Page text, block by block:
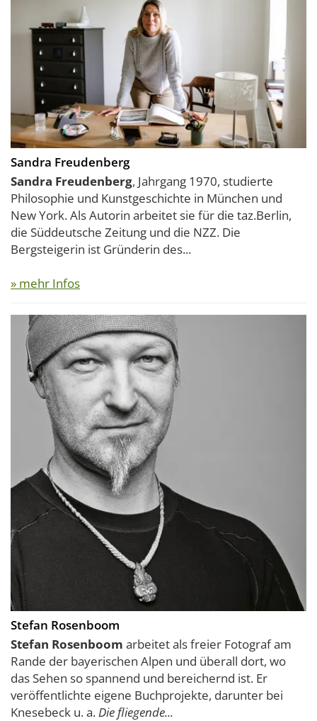
Sandra Freudenberg
Sandra Freudenberg, Jahrgang 1970, studierte
Philosophie und Kunstgeschichte in München und
New York. Als Autorin arbeitet sie für die taz.Berlin,
die Süddeutsche Zeitung und die NZZ. Die
Bergsteigerin ist Gründerin des...
» mehr Infos
Stefan Rosenboom
Stefan Rosenboom arbeitet als freier Fotograf am
Rande der bayerischen Alpen und überall dort, wo
das Sehen so spannend und bereichernd ist. Er
veröffentlichte eigene Buchprojekte, darunter bei
Knesebeck u. a.Die fliegende...